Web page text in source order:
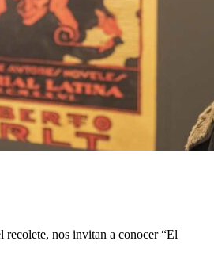
recolete, nos invitan a conocer “El